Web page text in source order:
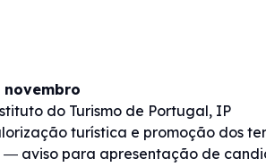
novembro
do Turismo de Portugal, IP
turística e promoção dos
― aviso para apresentação de